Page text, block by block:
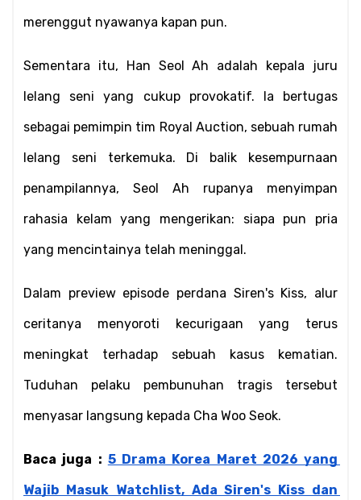
merenggut nyawanya kapan pun.
Sementara itu, Han Seol Ah adalah kepala juru
lelang seni yang cukup provokatif. Ia bertugas
sebagai pemimpin tim Royal Auction, sebuah rumah
lelang seni terkemuka. Di balik kesempurnaan
penampilannya, Seol Ah rupanya menyimpan
rahasia kelam yang mengerikan: siapa pun pria
yang mencintainya telah meninggal.
Dalam preview episode perdana Siren's Kiss, alur
ceritanya menyoroti kecurigaan yang terus
meningkat terhadap sebuah kasus kematian.
Tuduhan pelaku pembunuhan tragis tersebut
menyasar langsung kepada Cha Woo Seok.
Baca juga : 5 Drama Korea Maret 2026 yang
Wajib Masuk Watchlist, Ada Siren's Kiss dan